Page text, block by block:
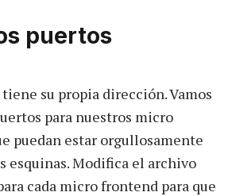
puertos
su propia dirección. Vamos
para nuestros micro
puedan estar orgullosamente
esquinas. Modifica el archivo
cada micro frontend para que